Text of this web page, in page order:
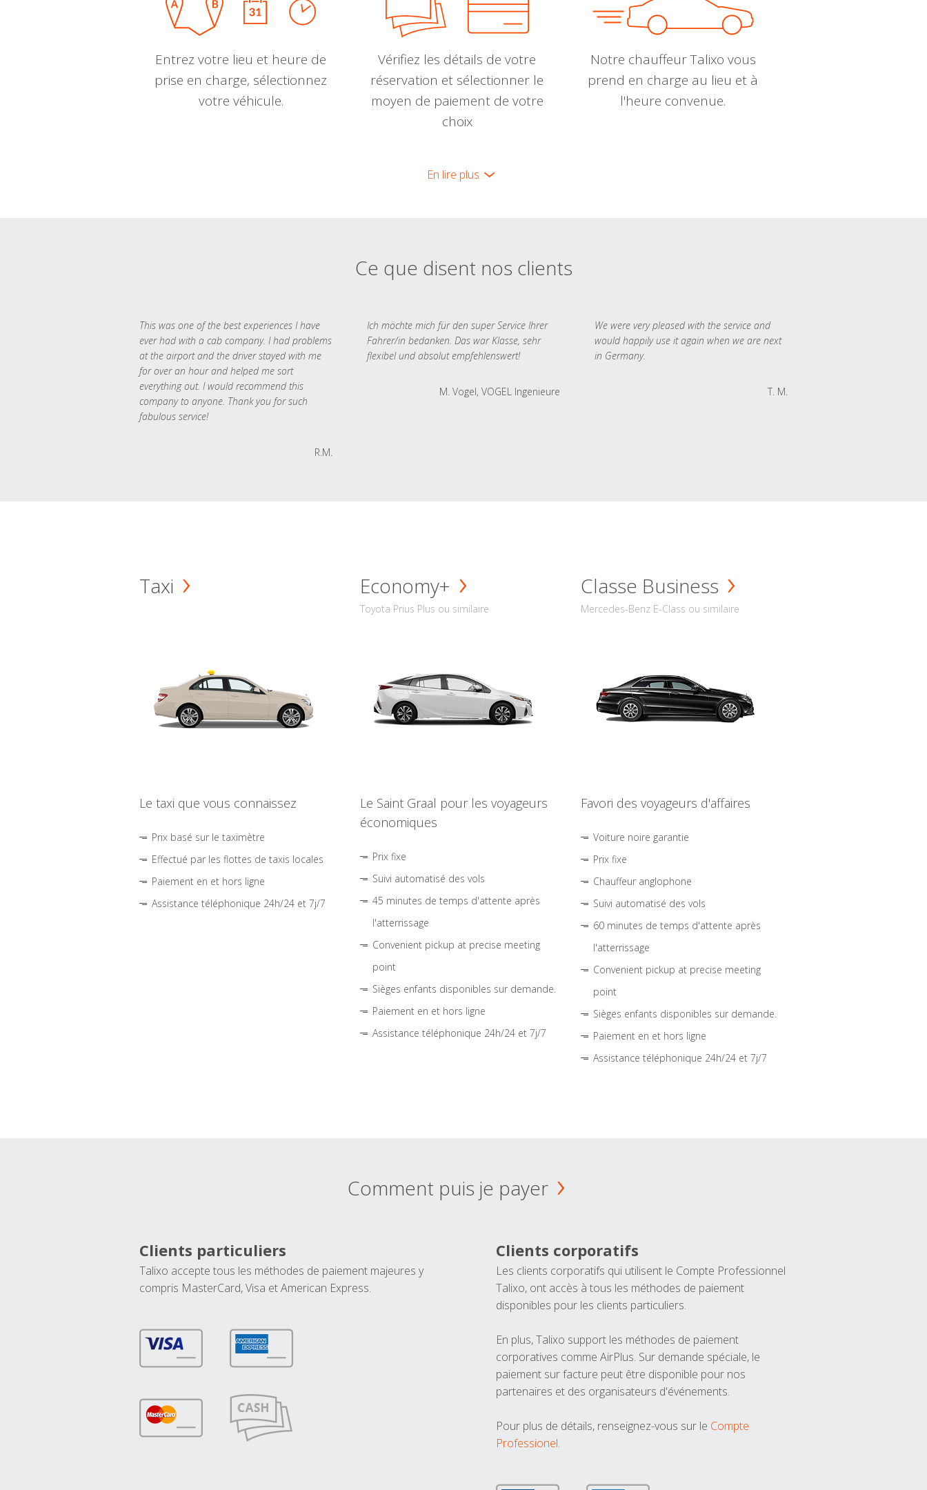
Entrez votre lieu et heure de
prise en charge, sélectionnez
votre véhicule.
Vérifiez les détails de votre
réservation et sélectionner le
moyen de paiement de votre
choix
Notre chauffeur Talixo vous
prend en charge au lieu et à
l'heure convenue.
En lire plus
Ce que disent nos clients
This was one of the best experiences I have
ever had with a cab company. I had problems
at the airport and the driver stayed with me
for over an hour and helped me sort
everything out. I would recommend this
company to anyone. Thank you for such
fabulous service!
R.M.
Ich möchte mich für den super Service Ihrer
Fahrer/in bedanken. Das war Klasse, sehr
flexibel und absolut empfehlenswert!
M. Vogel, VOGEL Ingenieure
We were very pleased with the service and
would happily use it again when we are next
in Germany.
T. M.
Taxi
Le taxi que vous connaissez
Prix basé sur le taximètre
Effectué par les flottes de taxis locales
Paiement en et hors ligne
Assistance téléphonique 24h/24 et 7j/7
Economy+
Toyota Prius Plus ou similaire
Le Saint Graal pour les voyageurs
économiques
Prix fixe
Suivi automatisé des vols
45 minutes de temps d'attente après
l'atterrissage
Convenient pickup at precise meeting
point
Sièges enfants disponibles sur demande.
Paiement en et hors ligne
Assistance téléphonique 24h/24 et 7j/7
Classe Business
Mercedes-Benz E-Class ou similaire
Favori des voyageurs d'affaires
Voiture noire garantie
Prix fixe
Chauffeur anglophone
Suivi automatisé des vols
60 minutes de temps d'attente après
l'atterrissage
Convenient pickup at precise meeting
point
Sièges enfants disponibles sur demande.
Paiement en et hors ligne
Assistance téléphonique 24h/24 et 7j/7
Comment puis je payer
Clients particuliers
Talixo accepte tous les méthodes de paiement majeures y
compris MasterCard, Visa et American Express.
Clients corporatifs
Les clients corporatifs qui utilisent le Compte Professionnel
Talixo, ont accès à tous les méthodes de paiement
disponibles pour les clients particuliers.
En plus, Talixo support les méthodes de paiement
corporatives comme AirPlus. Sur demande spéciale, le
paiement sur facture peut être disponible pour nos
partenaires et des organisateurs d'événements.
Pour plus de détails, renseignez-vous sur le Compte
Professionel.